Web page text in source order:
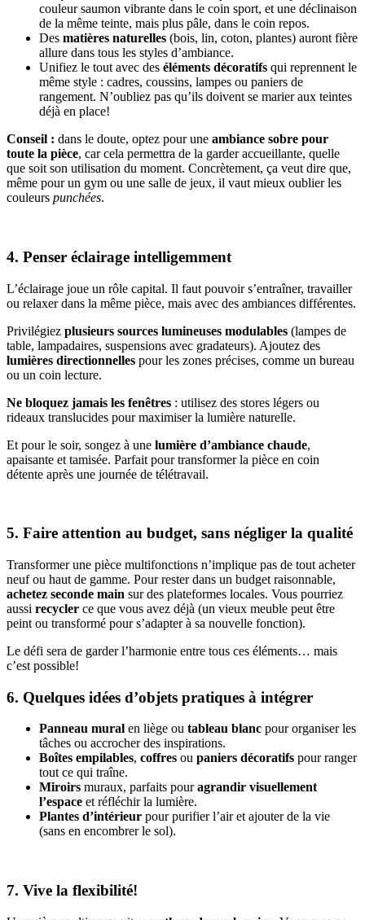
couleur saumon vibrante dans le coin sport, et une déclinaison
de la même teinte, mais plus pâle, dans le coin repos.
Des matières naturelles (bois, lin, coton, plantes) auront fière
allure dans tous les styles d’ambiance.
Unifiez le tout avec des éléments décoratifs qui reprennent le
même style : cadres, coussins, lampes ou paniers de
rangement. N’oubliez pas qu’ils doivent se marier aux teintes
déjà en place!
Conseil : dans le doute, optez pour une ambiance sobre pour
toute la pièce, car cela permettra de la garder accueillante, quelle
que soit son utilisation du moment. Concrètement, ça veut dire que,
même pour un gym ou une salle de jeux, il vaut mieux oublier les
couleurs punchées.
4. Penser éclairage intelligemment
L’éclairage joue un rôle capital. Il faut pouvoir s’entraîner, travailler
ou relaxer dans la même pièce, mais avec des ambiances différentes.
Privilégiez plusieurs sources lumineuses modulables (lampes de
table, lampadaires, suspensions avec gradateurs). Ajoutez des
lumières directionnelles pour les zones précises, comme un bureau
ou un coin lecture.
Ne bloquez jamais les fenêtres : utilisez des stores légers ou
rideaux translucides pour maximiser la lumière naturelle.
Et pour le soir, songez à une lumière d’ambiance chaude,
apaisante et tamisée. Parfait pour transformer la pièce en coin
détente après une journée de télétravail.
5. Faire attention au budget, sans négliger la qualité
Transformer une pièce multifonctions n’implique pas de tout acheter
neuf ou haut de gamme. Pour rester dans un budget raisonnable,
achetez seconde main sur des plateformes locales. Vous pourriez
aussi recycler ce que vous avez déjà (un vieux meuble peut être
peint ou transformé pour s’adapter à sa nouvelle fonction).
Le défi sera de garder l’harmonie entre tous ces éléments… mais
c’est possible!
6. Quelques idées d’objets pratiques à intégrer
Panneau mural en liège ou tableau blanc pour organiser les
tâches ou accrocher des inspirations.
Boîtes empilables, coffres ou paniers décoratifs pour ranger
tout ce qui traîne.
Miroirs muraux, parfaits pouragrandir visuellement
l’espace et réfléchir la lumière.
Plantes d’intérieur pour purifier l’air et ajouter de la vie
(sans en encombrer le sol).
7. Vive la flexibilité!